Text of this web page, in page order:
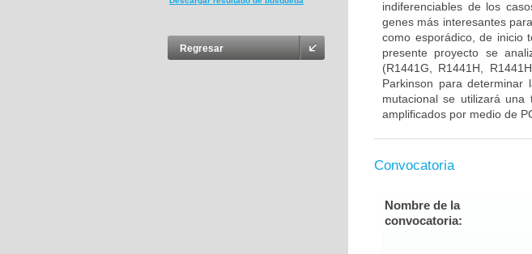
Regresar
indiferenciables de los
genes más interesantes
como esporádico, de inicio
presente proyecto se
(R1441G, R1441H,
Parkinson para
mutacional se utilizará
amplificados por medio de
Convocatoria
Nombre de la
convocatoria: